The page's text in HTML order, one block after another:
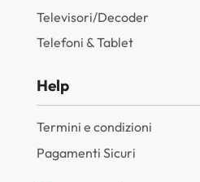
Televisori/Decoder
Telefoni & Tablet
Help
Termini e condizioni
Pagamenti Sicuri